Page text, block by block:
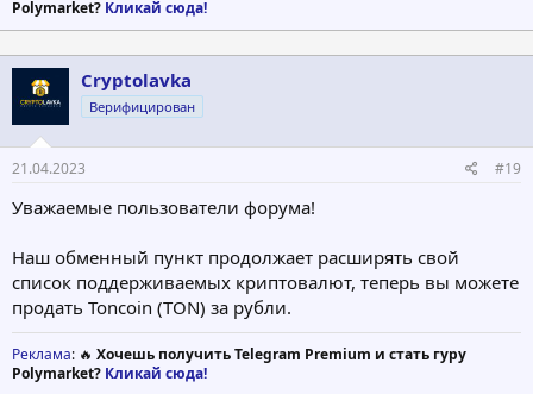
Polymarket? Кликай сюда!
Cryptolavka
Верифицирован
21.04.2023 #19
Уважаемые пользователи форума!
Наш обменный пункт продолжает расширять свой
список поддерживаемых криптовалют, теперь вы можете
продать Toncoin (TON) за рубли.
Реклама: 🔥 Хочешь получить Telegram Premium и стать гуру
Polymarket? Кликай сюда!